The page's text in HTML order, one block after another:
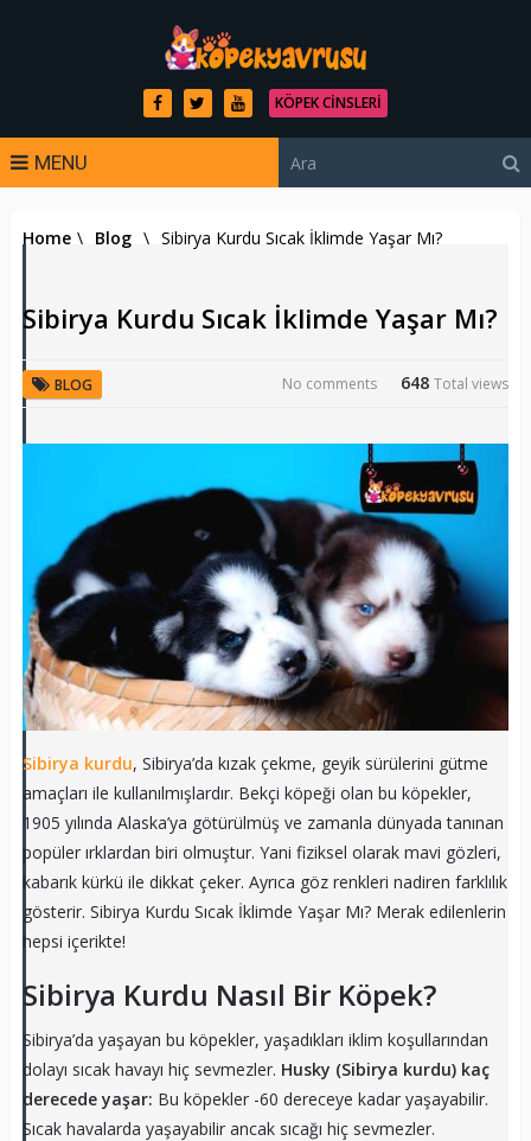
KÖPEK CINSLERI
MENU
Home \ Blog \ Sibirya Kurdu Sıcak İklimde Yaşar Mı?
Sibirya Kurdu Sıcak İklimde Yaşar Mı?
BLOG 648Total views
No comments
Sibirya kurdu, Sibirya’da kızak çekme, geyik sürülerini gütme
amaçları ile kullanılmışlardır. Bekçi köpeği olan bu köpekler,
1905 yılında Alaska’ya götürülmüş ve zamanla dünyada tanınan
popüler ırklardan biri olmuştur. Yani fiziksel olarak mavi gözleri,
kabarık kürkü ile dikkat çeker. Ayrıca göz renkleri nadiren farklılık
gösterir. Sibirya Kurdu Sıcak İklimde Yaşar Mı? Merak edilenlerin
hepsi içerikte!
Sibirya Kurdu Nasıl Bir Köpek?
Sibirya’da yaşayan bu köpekler, yaşadıkları iklim koşullarından
dolayı sıcak havayı hiç sevmezler. Husky (Sibirya kurdu) kaç
derecede yaşar: Bu köpekler -60 dereceye kadar yaşayabilir.
Sıcak havalarda yaşayabilir ancak sıcağı hiç sevmezler.